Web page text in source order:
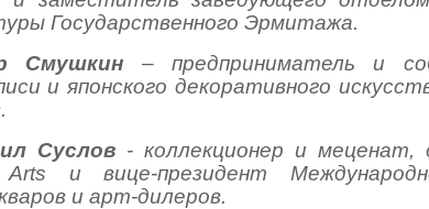
Государственного Эрмитажа.
Смушкин – предприниматель и
и японского декоративного
Суслов- коллекционер и меценат,
и вице-президент
и арт-дилеров.